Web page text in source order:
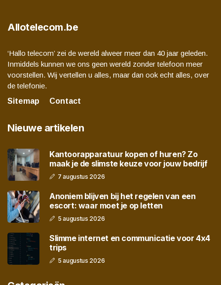
Allotelecom.be
‘Hallo telecom’ zei de wereld alweer meer dan 40 jaar geleden.
Inmiddels kunnen we ons geen wereld zonder telefoon meer
voorstellen. Wij vertellen u alles, maar dan ook echt alles, over
de telefonie.
Sitemap
Contact
Nieuwe artikelen
Kantoorapparatuur kopen of huren? Zo
maak je de slimste keuze voor jouw bedrijf
7 augustus 2026
Anoniem blijven bij het regelen van een
escort: waar moet je op letten
5 augustus 2026
Slimme internet en communicatie voor 4x4
trips
5 augustus 2026